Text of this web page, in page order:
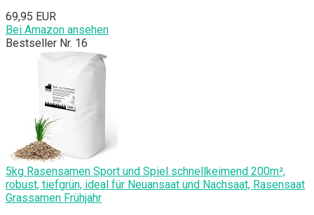
69,95 EUR
Bei Amazon ansehen
Bestseller Nr. 16
5kg Rasensamen Sport und Spiel schnellkeimend 200m²,
robust, tiefgrün, ideal für Neuansaat und Nachsaat, Rasensaat
Grassamen Frühjahr